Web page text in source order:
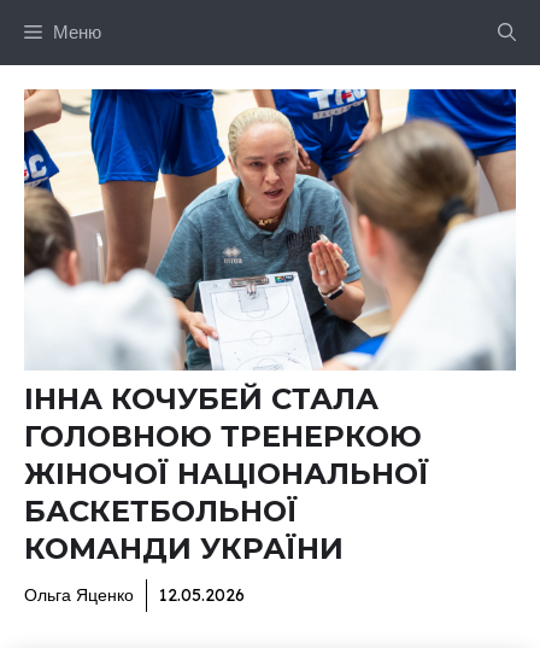
Меню
ІННА КОЧУБЕЙ СТАЛА
ГОЛОВНОЮ ТРЕНЕРКОЮ
ЖІНОЧОЇ НАЦІОНАЛЬНОЇ
БАСКЕТБОЛЬНОЇ
КОМАНДИ УКРАЇНИ
Ольга Яценко 12.05.2026